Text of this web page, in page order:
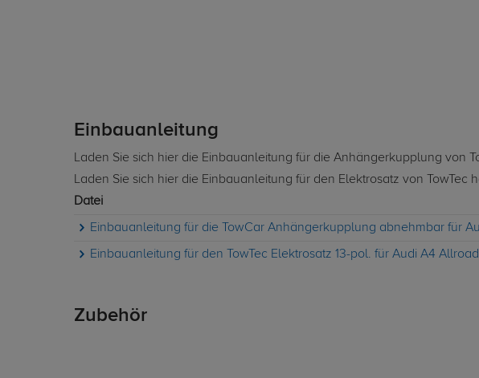
Einbauanleitung
Laden Sie sich hier die Einbauanleitung für die Anhängerkupplung von
Laden Sie sich hier die Einbauanleitung für den Elektrosatz von TowTec
Datei
Einbauanleitung für die TowCar Anhängerkupplung abnehmbar für
Einbauanleitung für den TowTec Elektrosatz 13-pol. für Audi A4
Zubehör